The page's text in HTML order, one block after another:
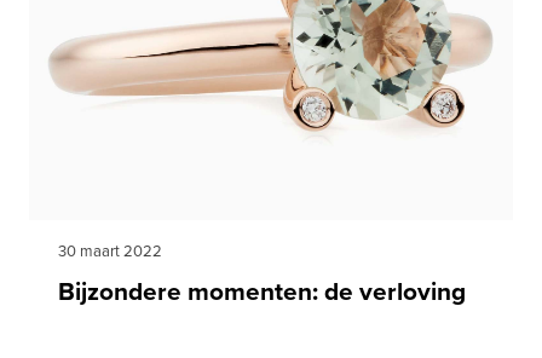
30 maart 2022
Bijzondere momenten: de verloving